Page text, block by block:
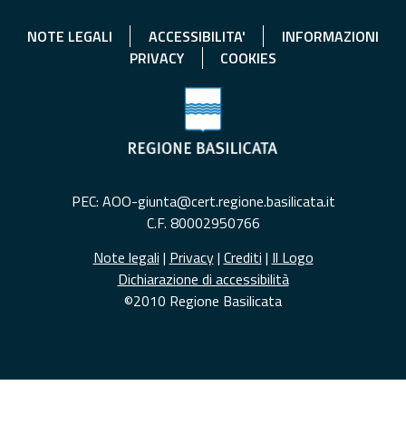
NOTE LEGALI ACCESSIBILITA'
INFORMAZIONI
PRIVACY
COOKIES
PEC: AOO-giunta@cert.regione.basilicata.it
C.F. 80002950766
Note legali | Privacy| Crediti | Il Logo
Dichiarazione di accessibilità
©2010 Regione Basilicata